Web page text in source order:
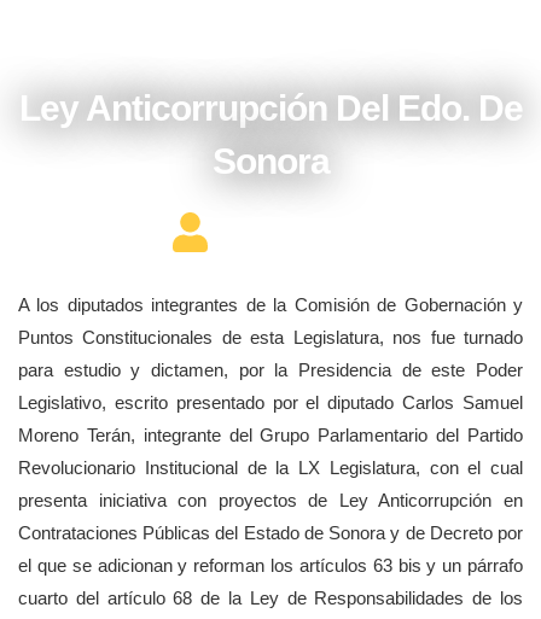
Ley Anticorrupción Del Edo. De
Sonora
A los diputados integrantes de la Comisión de Gobernación y
Puntos Constitucionales de esta Legislatura, nos fue turnado
para estudio y dictamen, por la Presidencia de este Poder
Legislativo, escrito presentado por el diputado Carlos Samuel
Moreno Terán, integrante del Grupo Parlamentario del Partido
Revolucionario Institucional de la LX Legislatura, con el cual
presenta iniciativa con proyectos de Ley Anticorrupción en
Contrataciones Públicas del Estado de Sonora y de Decreto por
el que se adicionan y reforman los artículos 63 bis y un párrafo
cuarto del artículo 68 de la Ley de Responsabilidades de los